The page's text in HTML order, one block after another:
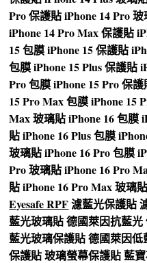
Pro 保護貼iPhone 14 Pro
iPhone 14 Pro Max 保護貼
15 包膜iPhone 15 保護貼
包膜iPhone 15 Plus 保護貼
Pro 包膜iPhone 15 Pro 保護
15 Pro Max 包膜iPhone 15
Max 玻璃貼iPhone 16 包膜
貼iPhone 16 Plus 包膜
玻璃貼iPhone 16 Pro 包膜
Pro 玻璃貼iPhone 16 Pro
貼iPhone 16 Pro Max 玻璃貼
Eyesafe RPF濾藍光保護貼
藍光玻璃貼德國萊因抗藍光
藍光玻璃保護貼德國萊因低
保護貼玻璃螢幕保護貼藍